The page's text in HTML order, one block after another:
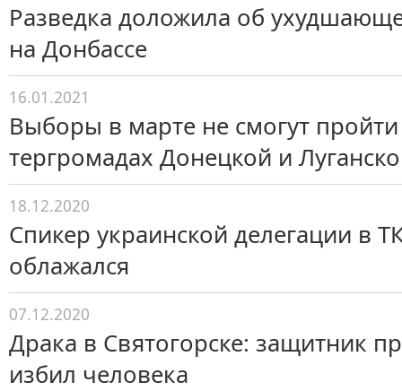
Разведка доложила об
на Донбассе
16.01.2021
Выборы в марте не смогут
тергромадах Донецкой и
18.12.2020
Спикер украинской делегации в
облажался
07.12.2020
Драка в Святогорске: защитник
избил человека